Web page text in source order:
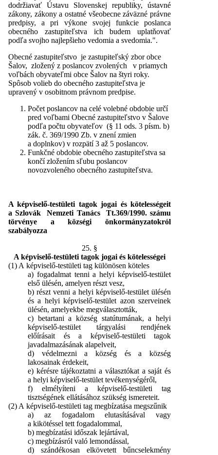
dodržiavať Ústavu Slovenskej republiky, ústavné
zákony, zákony a ostatné všeobecne záväzné právne
predpisy, a pri výkone svojej funkcie poslanca
obecného zastupiteľstva ich budem uplatňovať
podľa svojho najlepšieho vedomia a svedomia.".
Obecné zastupiteľstvo je zastupiteľský zbor obce
Šalov, zložený z poslancov zvolených v priamych
voľbách obyvateľmi obce Šalov na štyri roky.
Spôsob volieb do obecného zastupiteľstva je
upravený v osobitnom právnom predpise.
Počet poslancov na celé volebné obdobie určí
pred voľbami Obecné zastupiteľstvo v Šalove
podľa počtu obyvateľov (§ 11 ods. 3 písm. b)
zák. č. 369/1990 Zb. v znení zmien
a doplnkov) v rozpätí 3 až 5 poslancov.
Funkčné obdobie obecného zastupiteľstva sa
končí zložením sľubu poslancov
novozvoleného obecného zastupiteľstva.
A képviselő-testületi tagok jogai és kötelességeit
a Szlovák Nemzeti Tanács Tt.369/1990. számu
törvénye a községi önkormányzatokról
szabályozza
25. §
A képviselő-testületi tagok jogai és kötelességei
(1) A képviselő-testületi tag különösen köteles
a) fogadalmat tenni a helyi képviselő-testület
első ülésén, amelyen részt vesz,
b) részt venni a helyi képviselő-testület ülésén
és a helyi képviselő-testület azon szerveinek
ülésén, amelyekbe megválasztották,
c) betartani a község statútumának, a helyi
képviselő-testület tárgyalási rendjének
előírásait és a képviselő-testületi tagok
javadalmazásának alapelveit,
d) védelmezni a község és a község
lakosainak érdekeit,
e) kérésre tájékoztatni a választókat a saját és
a helyi képviselő-testület tevékenységéről,
f) elmélyíteni a képviselő-testületi tag
tisztségének ellátásához szükség ismereteit.
(2) A képviselő-testületi tag megbízatása megszűnik
a) az fogadalom elutasításával vagy
a kikötéssel tett fogadalommal,
b) megbízatási időszak lejártával,
c) megbízásról való lemondással,
d) szándékosan elkövetett bűncselekmény